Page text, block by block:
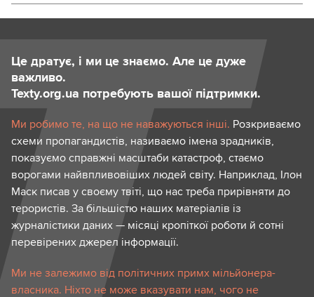
Це дратує, і ми це знаємо. Але це дуже
важливо.
Texty.org.ua потребують вашої підтримки.
Ми робимо те, на що не наважуються інші. Розкриваємо
схеми пропагандистів, називаємо імена зрадників,
показуємо справжні масштаби катастроф, стаємо
ворогами найвпливовіших людей світу. Наприклад, Ілон
Маск писав у своєму твіті, що нас треба прирівняти до
терористів. За більшістю наших матеріалів із
журналістики даних — місяці кропіткої роботи й сотні
перевірених джерел інформації.
Ми не залежимо від політичних примх мільйонера-
власника. Ніхто не може вказувати нам, чого не